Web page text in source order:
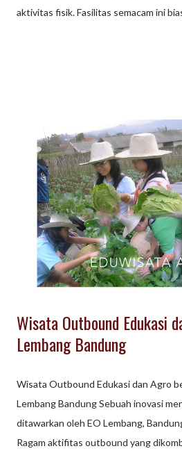
aktivitas fisik. Fasilitas semacam ini
dengan wahana dan area bermain
hiburan dan edukasi hingga kebun
sesuatu untuk setiap pengunjung.
taman wisata di Bandung meliputi:
Tempat seperti Trans Studio
dalam ruangan, sementara
pengalaman bergaya Eropa dan
Alam dan Kebun Raya : Kebun Raya
Kebun Raya Purwodadi) dan area
Wisata Outbound Edukasi
Lembang Bandung
Wisata Outbound Edukasi dan Agro
Lembang Bandung Sebuah inovasi
ditawarkan oleh EO Lembang,
Ragam aktifitas outbound yang